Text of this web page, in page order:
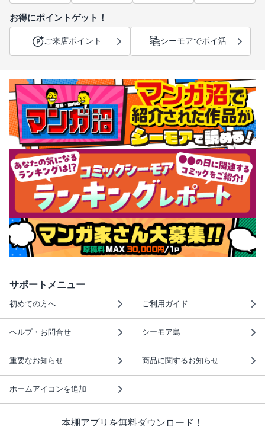
お得にポイントゲット！
ご来店ポイント シーモアでポイ活
サポートメニュー
初めての方へ ご利用ガイド
ヘルプ・お問合せ シーモア島
重要なお知らせ 商品に関するお知らせ
ホームアイコンを追加
本棚アプリを無料ダウンロード！